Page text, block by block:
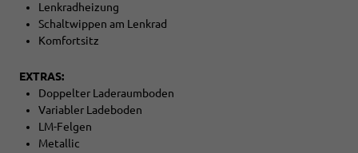
Lenkradheizung
Schaltwippen am Lenkrad
Komfortsitz
EXTRAS:
Doppelter Laderaumboden
Variabler Ladeboden
LM-Felgen
Metallic